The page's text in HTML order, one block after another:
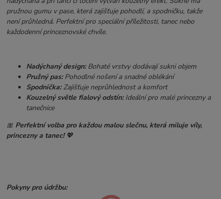
pružnou gumu v pase, která zajišťuje pohodlí, a spodničku, takže
není průhledná. Perfektní pro speciální příležitosti, tanec nebo
každodenní princeznovské chvíle.
Nadýchaný design:Bohaté vrstvy dodávají sukni objem
Pružný pas:Pohodlné nošení a snadné oblékání
Spodnička:Zajišťuje neprůhlednost a komfort
Kouzelný světle fialový odstín:Ideální pro malé princezny a
tanečnice
🎀 Perfektní volba pro každou malou slečnu, která miluje víly,
princezny a tanec!💖
Pokyny pro údržbu: